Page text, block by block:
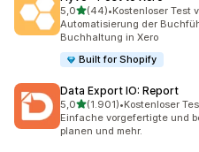
5,0von 5 Sternen
(44)
44 Rezensionen insgesamt
•Kostenloser Test
Automatisierung der
Buchhaltung in Xero
Built for Shopify
Data Export IO: Report
5,0von 5 Sternen
(1.901)
1901 Rezensionen insgesamt
•Kostenloser
Einfache vorgefertigte und
planen und mehr.